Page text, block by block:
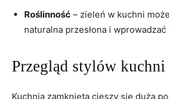
Roślinność – zieleń w kuchni
naturalna przesłona i
Przegląd stylów kuchni
Kuchnia zamknięta cieszy się dużą